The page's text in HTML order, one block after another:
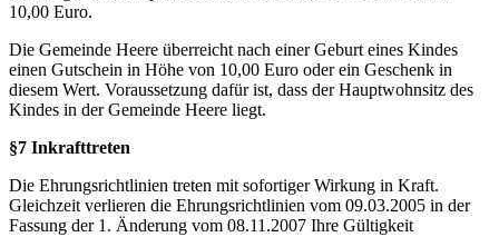
10,00 Euro.
Die Gemeinde Heere überreicht nach einer Geburt eines Kindes
einen Gutschein in Höhe von 10,00 Euro oder ein Geschenk in
diesem Wert. Voraussetzung dafür ist, dass der Hauptwohnsitz des
Kindes in der Gemeinde Heere liegt.
§7 Inkrafttreten
Die Ehrungsrichtlinien treten mit sofortiger Wirkung in Kraft.
Gleichzeit verlieren die Ehrungsrichtlinien vom 09.03.2005 in der
Fassung der 1. Änderung vom 08.11.2007 Ihre Gültigkeit